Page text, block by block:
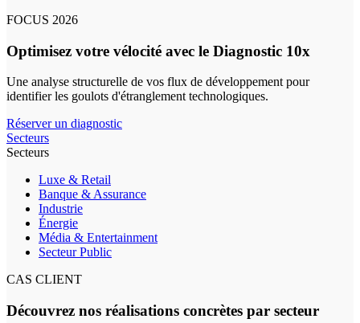
FOCUS 2026
Optimisez votre vélocité avec le Diagnostic 10x
Une analyse structurelle de vos flux de développement pour
identifier les goulots d'étranglement technologiques.
Réserver un diagnostic
Secteurs
Secteurs
Luxe & Retail
Banque & Assurance
Industrie
Énergie
Média & Entertainment
Secteur Public
CAS CLIENT
Découvrez nos réalisations concrètes par secteur